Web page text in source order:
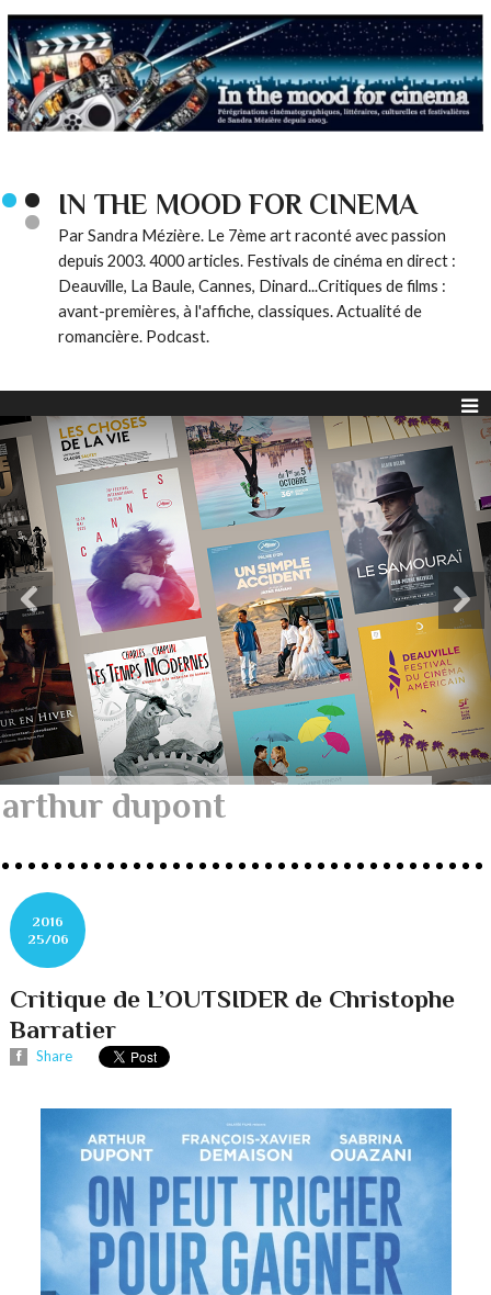
IN THE MOOD FOR CINEMA
Par Sandra Mézière. Le 7ème art raconté avec passion
depuis 2003. 4000 articles. Festivals de cinéma en direct :
Deauville, La Baule, Cannes, Dinard...Critiques de films :
avant-premières, à l'affiche, classiques. Actualité de
romancière. Podcast.
arthur dupont
2016
25/06
Critique de L’OUTSIDER de Christophe
Barratier
Share